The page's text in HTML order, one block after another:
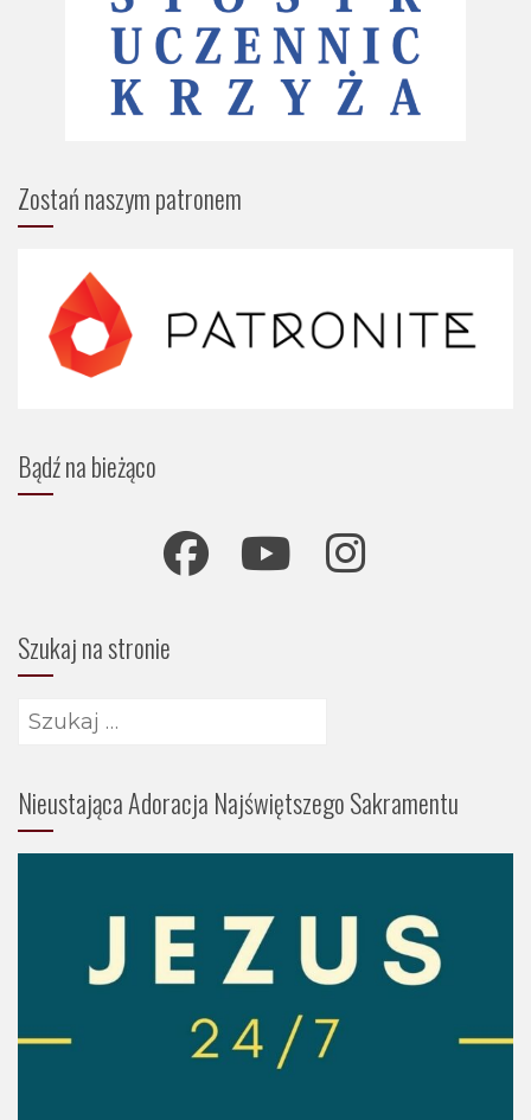
Zostań naszym patronem
Bądź na bieżąco
Szukaj na stronie
Szukaj:
Nieustająca Adoracja Najświętszego Sakramentu